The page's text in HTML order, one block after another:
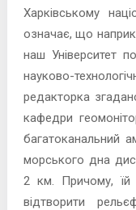
Харківському
означає, що
наш Університет
науково-
редакторка
кафедри
багатоканальний
морського дна
2 км. Причому, їй
відтворити